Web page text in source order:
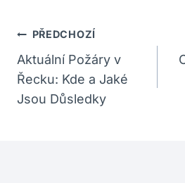
Navigace
Pro
Příspěvek
PŘEDCHOZÍ
Aktuální Požáry v
Řecku: Kde a Jaké
Jsou Důsledky